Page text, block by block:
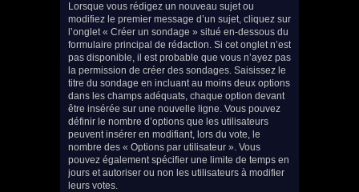
Lorsque vous rédigez un nouveau sujet ou
modifiez le premier message d’un sujet, cliquez sur
l’onglet « Créer un sondage » situé en-dessous du
formulaire principal de rédaction. Si cet onglet n’est
pas disponible, il est probable que vous n’ayez pas
la permission de créer des sondages. Saisissez le
titre du sondage en incluant au moins deux options
dans les champs adéquats, chaque option devant
être insérée sur une nouvelle ligne. Vous pouvez
définir le nombre d’options que les utilisateurs
peuvent insérer en modifiant, lors du vote, le
nombre des « Options par utilisateur ». Vous
pouvez également spécifier une limite de temps en
jours et autoriser ou non les utilisateurs à modifier
leurs votes.